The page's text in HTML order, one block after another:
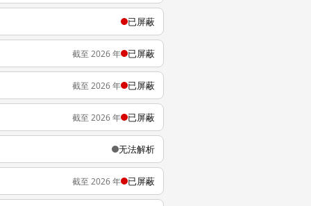
已屏蔽
截至 2026 年 已屏蔽
截至 2026 年 已屏蔽
截至 2026 年 已屏蔽
无法解析
截至 2026 年 已屏蔽